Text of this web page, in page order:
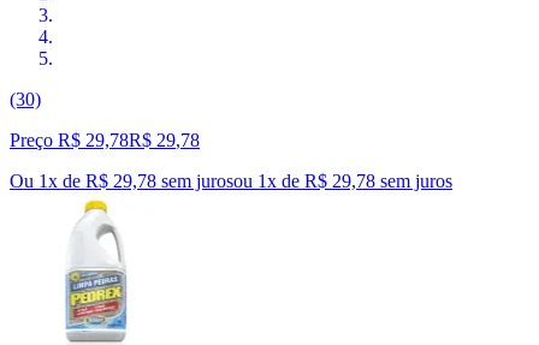
(30)
Preço R$ 29,78R$ 29,78
Ou 1x de R$ 29,78 sem jurosou 1x de R$ 29,78 sem juros